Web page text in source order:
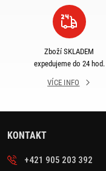
Zboží SKLADEM
expedujeme do 24 hod.
VÍCE INFO
KONTAKT
+421 905 203 392